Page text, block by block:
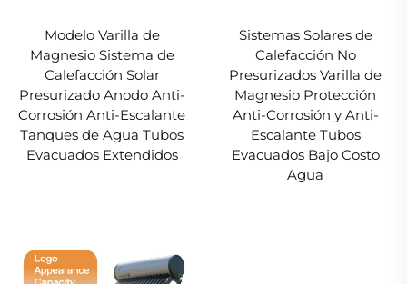
Modelo Varilla de
Magnesio Sistema de
Calefacción Solar
Presurizado Anodo Anti-
Corrosión Anti-Escalante
Tanques de Agua Tubos
Evacuados Extendidos
Sistemas Solares de
Calefacción No
Presurizados Varilla de
Magnesio Protección
Anti-Corrosión y Anti-
Escalante Tubos
Evacuados Bajo Costo
Agua